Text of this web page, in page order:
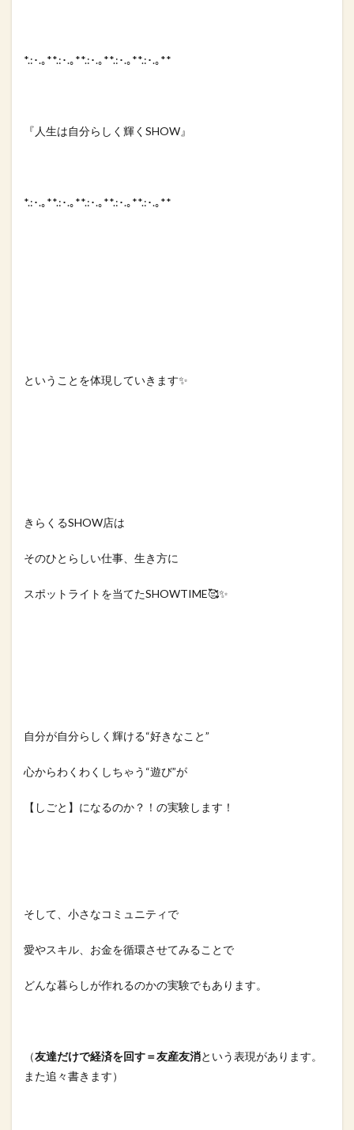
*.:･.｡**.:･.｡**.:･.｡**.:･.｡**.:･.｡**⁡
『人生は自分らしく輝くSHOW』⁡
*.:･.｡**.:･.｡**.:･.｡**.:･.｡**.:･.｡**⁡
ということを体現していきます✨⁡
きらくるSHOW店は⁡
そのひとらしい仕事、生き方に
スポットライトを当てたSHOWTIME🥰✨⁡
自分が自分らしく輝ける“好きなこと”⁡
心からわくわくしちゃう“遊び”が⁡
【しごと】になるのか？！の実験します！⁡
そして、小さなコミュニティで⁡
愛やスキル、お金を循環させてみることで⁡
どんな暮らしが作れるのかの実験でもあります。⁡
（友達だけで経済を回す＝友産友消という表現があります。
また追々書きます）